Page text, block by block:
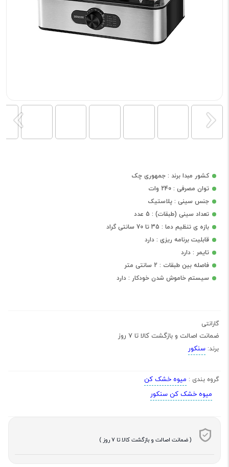
کشور مبدا برند : جمهوری چک
توان مصرفی : 240 وات
جنس سینی : پلاستیک
تعداد سینی (طبقات) : 5 عدد
بازه ی تنظیم دما : 35 تا 70 سانتی گراد
قابلیت برنامه ریزی : دارد
تایمر : دارد
فاصله بین طبقات : 2 سانتی متر
سیستم خاموش شدن خودکار : دارد
گارانتی
ضمانت اصالت و بازگشت کالا تا 7 روز
برند: سنکور
گروه بندی : میوه خشک کن
میوه خشک کن سنکور
( ضمانت اصالت و بازگشت کالا تا 7 روز )